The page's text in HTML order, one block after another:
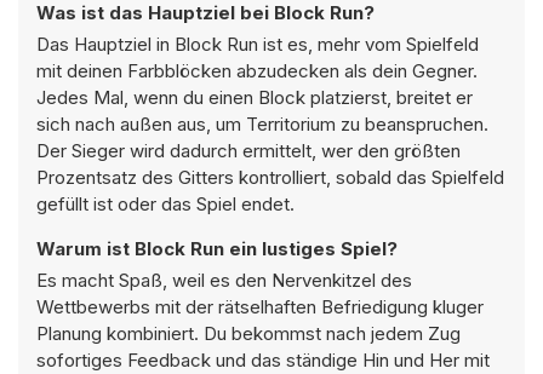
Was ist das Hauptziel bei Block Run?
Das Hauptziel in Block Run ist es, mehr vom Spielfeld
mit deinen Farbblöcken abzudecken als dein Gegner.
Jedes Mal, wenn du einen Block platzierst, breitet er
sich nach außen aus, um Territorium zu beanspruchen.
Der Sieger wird dadurch ermittelt, wer den größten
Prozentsatz des Gitters kontrolliert, sobald das Spielfeld
gefüllt ist oder das Spiel endet.
Warum ist Block Run ein lustiges Spiel?
Es macht Spaß, weil es den Nervenkitzel des
Wettbewerbs mit der rätselhaften Befriedigung kluger
Planung kombiniert. Du bekommst nach jedem Zug
sofortiges Feedback und das ständige Hin und Her mit